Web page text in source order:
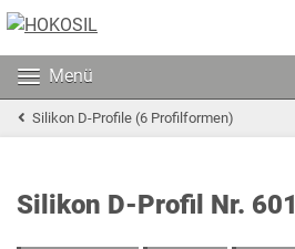
Menü
Silikon D-Profile (6 Profilformen)
Silikon D-Profil Nr. 601